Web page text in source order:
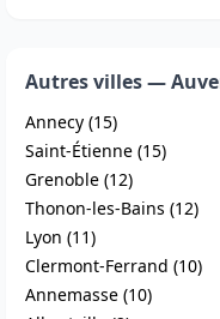
Autres villes —
Annecy (15)
Saint-Étienne (15)
Grenoble (12)
Thonon-les-Bains (12)
Lyon (11)
Clermont-Ferrand (10)
Annemasse (10)